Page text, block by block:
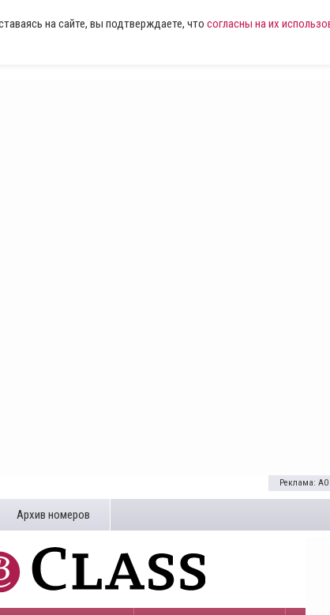
на сайте, вы подтверждаете, что согласны на их
Реклама: АО
Архив номеров